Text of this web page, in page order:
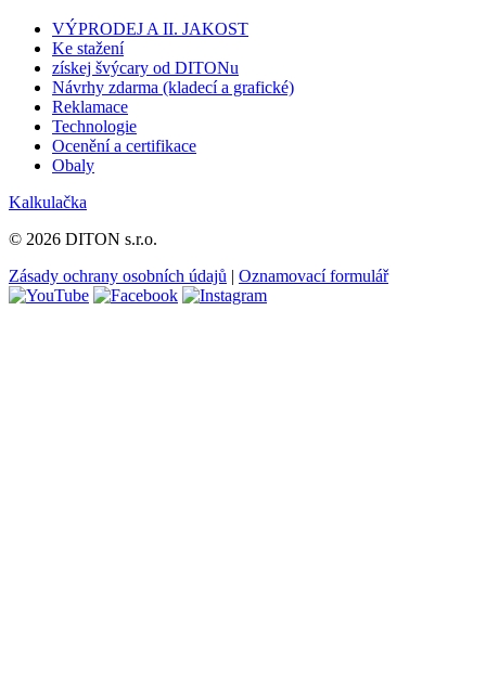
VÝPRODEJ A II. JAKOST
Ke stažení
získej švýcary od DITONu
Návrhy zdarma (kladecí a grafické)
Reklamace
Technologie
Ocenění a certifikace
Obaly
Kalkulačka
© 2026 DITON s.r.o.
Zásady ochrany osobních údajů | Oznamovací formulář